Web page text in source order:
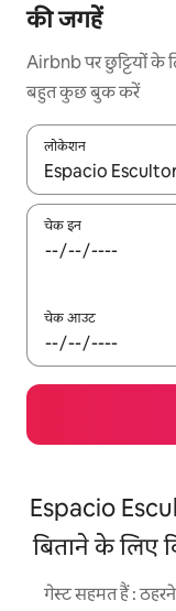
की जगहें
Airbnb पर छुट्टियों के
बहुत कुछ बुक करें
लोकेशन
नतीजों के उपलब्ध
चेक इन
चेक आउट
Espacio
बिताने के लिए
गेस्ट सहमत हैं :